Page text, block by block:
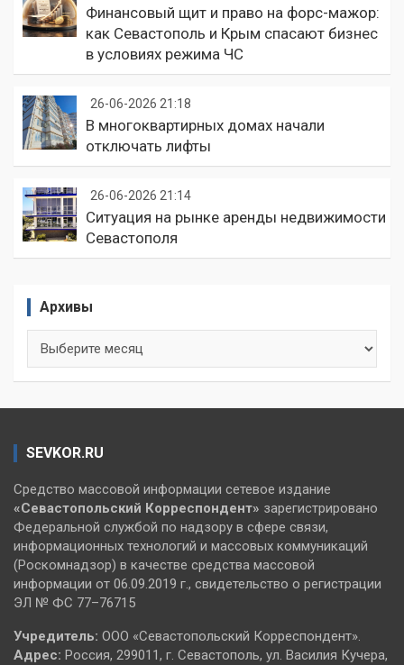
Финансовый щит и право на форс-мажор:
как Севастополь и Крым спасают бизнес
в условиях режима ЧС
26-06-2026 21:18
В многоквартирных домах начали
отключать лифты
26-06-2026 21:14
Ситуация на рынке аренды недвижимости
Севастополя
Архивы
SEVKOR.RU
Средство массовой информации сетевое издание
«Севастопольский Корреспондент» зарегистрировано
Федеральной службой по надзору в сфере связи,
информационных технологий и массовых коммуникаций
(Роскомнадзор) в качестве средства массовой
информации от 06.09.2019 г., свидетельство о регистрации
ЭЛ № ФС 77–76715
Учредитель: ООО «Севастопольский Корреспондент».
Адрес: Россия, 299011, г. Севастополь, ул. Василия Кучера,